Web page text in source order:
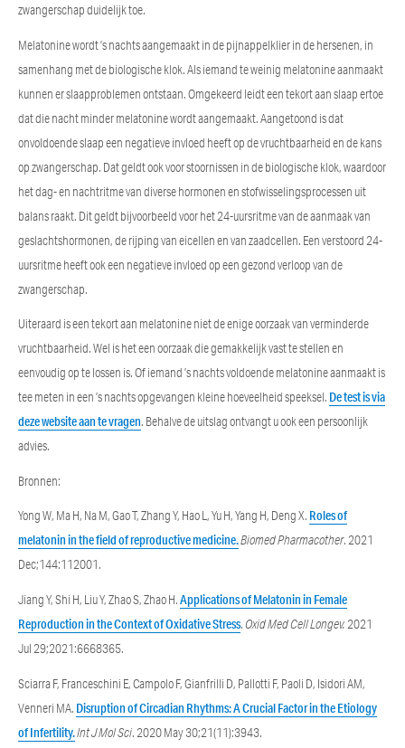
zwangerschap duidelijk toe.
Melatonine wordt ’s nachts aangemaakt in de pijnappelklier in de hersenen, in
samenhang met de biologische klok. Als iemand te weinig melatonine aanmaakt
kunnen er slaapproblemen ontstaan. Omgekeerd leidt een tekort aan slaap ertoe
dat die nacht minder melatonine wordt aangemaakt. Aangetoond is dat
onvoldoende slaap een negatieve invloed heeft op de vruchtbaarheid en de kans
op zwangerschap. Dat geldt ook voor stoornissen in de biologische klok, waardoor
het dag- en nachtritme van diverse hormonen en stofwisselingsprocessen uit
balans raakt. Dit geldt bijvoorbeeld voor het 24-uursritme van de aanmaak van
geslachtshormonen, de rijping van eicellen en van zaadcellen. Een verstoord 24-
uursritme heeft ook een negatieve invloed op een gezond verloop van de
zwangerschap.
Uiteraard is een tekort aan melatonine niet de enige oorzaak van verminderde
vruchtbaarheid. Wel is het een oorzaak die gemakkelijk vast te stellen en
eenvoudig op te lossen is. Of iemand ’s nachts voldoende melatonine aanmaakt is
tee meten in een ’s nachts opgevangen kleine hoeveelheid speeksel. De test is via
deze website aan te vragen. Behalve de uitslag ontvangt u ook een persoonlijk
advies.
Bronnen:
Yong W, Ma H, Na M, Gao T, Zhang Y, Hao L, Yu H, Yang H, Deng X. Roles of
melatonin in the field of reproductive medicine.Biomed Pharmacother. 2021
Dec;144:112001.
Jiang Y, Shi H, Liu Y, Zhao S, Zhao H.Applications of Melatonin in Female
Reproduction in the Context of Oxidative Stress.Oxid Med Cell Longev. 2021
Jul 29;2021:6668365.
Sciarra F, Franceschini E, Campolo F, Gianfrilli D, Pallotti F, Paoli D, Isidori AM,
Venneri MA. Disruption of Circadian Rhythms: A Crucial Factor in the Etiology
of Infertility.Int J Mol Sci. 2020 May 30;21(11):3943.